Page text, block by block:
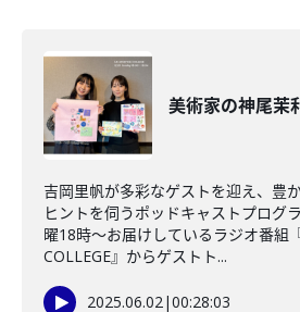
美術家の神尾茉
吉岡里帆が多彩なゲストを迎え、豊
ヒントを伺うポッドキャストプログ
曜18時～お届けしているラジオ番組
COLLEGE』からゲストト...
2025.06.02|00:28:03